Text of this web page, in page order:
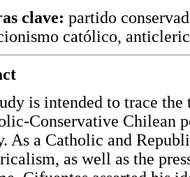
clave: partido
católico,
is intended to trace
Conservative Chilean
As a Catholic and
as well as the